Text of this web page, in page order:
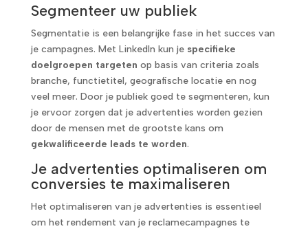
Segmenteer uw publiek
Segmentatie is een belangrijke fase in het succes van
je campagnes. Met LinkedIn kun je specifieke
doelgroepen targeten op basis van criteria zoals
branche, functietitel, geografische locatie en nog
veel meer. Door je publiek goed te segmenteren, kun
je ervoor zorgen dat je advertenties worden gezien
door de mensen met de grootste kans om
gekwalificeerde leads te worden.
Je advertenties optimaliseren om
conversies te maximaliseren
Het optimaliseren van je advertenties is essentieel
om het rendement van je reclamecampagnes te